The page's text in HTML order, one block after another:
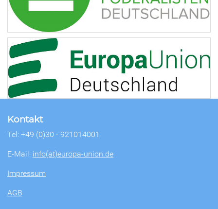
Kontakt
Tel: +49 (0)30 - 921014001
E-Mail: info(at)europa-union.de
Impressum
AGB